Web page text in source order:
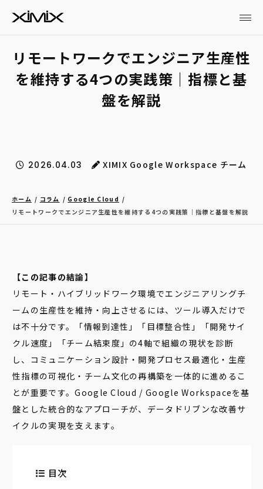
リモートワークでエンジニア生産性
を維持する4つの実践策｜指標と基
盤を解説
2026.04.03 XIMIX Google Workspace チーム
ホーム コラム
Google Cloud
リモートワークでエンジニア生産性を維持する4つの実践策｜指標と基盤を解説
【この記事の結論】
リモート・ハイブリッドワーク環境でエンジニアリングチ
ームの生産性を維持・向上させるには、ツール導入だけで
は不十分です。「情報到達性」「目標整合性」「開発サイ
クル速度」「チーム結束度」の4軸で組織の現状を診断
し、コミュニケーション設計・開発プロセス最適化・生産
性指標の可視化・チーム文化の再構築を一体的に進めるこ
とが重要です。Google Cloud / Google Workspaceを基
盤とした統合的なアプローチが、データドリブンな改善サ
イクルの実現を支えます。
目次